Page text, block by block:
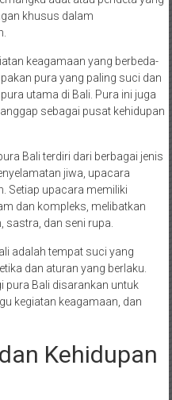
khusus dalam
keagamaan yang berbeda-
pura yang paling suci dan
utama di Bali. Pura ini juga
sebagai pusat kehidupan
Bali terdiri dari berbagai jenis
jiwa, upacara
Setiap upacara memiliki
dan kompleks, melibatkan
sastra, dan seni rupa.
adalah tempat suci yang
dan aturan yang berlaku.
pura Bali disarankan untuk
kegiatan keagamaan, dan
Kehidupan